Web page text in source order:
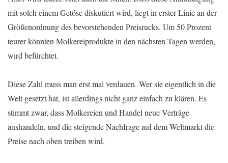
mit solch einem Getöse diskutiert wird, liegt in erster Linie an der
Größenordnung des bevorstehenden Preisrucks. Um 50 Prozent
teurer könnten Molkereiprodukte in den nächsten Tagen werden,
wird befürchtet.
Diese Zahl muss man erst mal verdauen. Wer sie eigentlich in die
Welt gesetzt hat, ist allerdings nicht ganz einfach zu klären. Es
stimmt zwar, dass Molkereien und Handel neue Verträge
aushandeln, und die steigende Nachfrage auf dem Weltmarkt die
Preise nach oben treiben wird.